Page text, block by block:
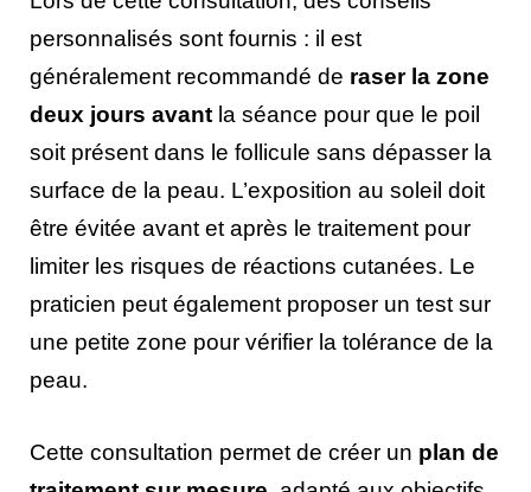
personnalisés sont fournis : il est
généralement recommandé de raser la zone
deux jours avant la séance pour que le poil
soit présent dans le follicule sans dépasser la
surface de la peau. L’exposition au soleil doit
être évitée avant et après le traitement pour
limiter les risques de réactions cutanées. Le
praticien peut également proposer un test sur
une petite zone pour vérifier la tolérance de la
peau.
Cette consultation permet de créer un plan de